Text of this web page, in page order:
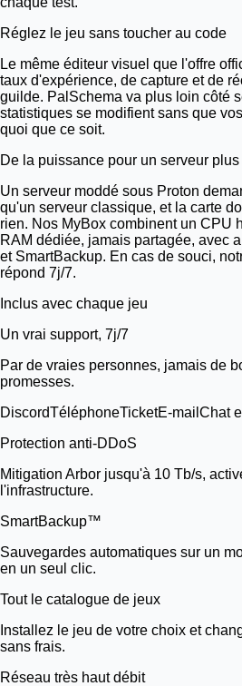
Réglez le jeu sans toucher au code
Le même éditeur visuel que l'offre
taux d'expérience, de capture et de
guilde. PalSchema va plus loin côté
statistiques se modifient sans que
quoi que ce soit.
De la puissance pour un serveur plus
Un serveur moddé sous Proton
qu'un serveur classique, et la carte
rien. Nos MyBox combinent un CPU
RAM dédiée, jamais partagée, avec
et SmartBackup. En cas de souci,
répond 7j/7.
Inclus avec chaque jeu
Un vrai support, 7j/7
Par de vraies personnes, jamais de
promesses.
DiscordTéléphoneTicketE-mail Chat
Protection anti-DDoS
Mitigation Arbor jusqu'à 10 Tb/s,
l'infrastructure.
SmartBackup™
Sauvegardes automatiques sur un
en un seul clic.
Tout le catalogue de jeux
Installez le jeu de votre choix et
sans frais.
Réseau très haut débit